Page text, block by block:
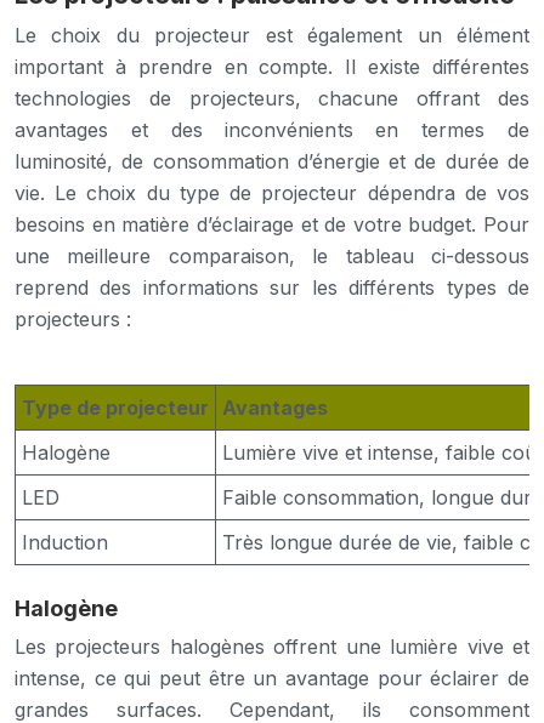
Le choix du projecteur est également un élément
important à prendre en compte. Il existe différentes
technologies de projecteurs, chacune offrant des
avantages et des inconvénients en termes de
luminosité, de consommation d’énergie et de durée de
vie. Le choix du type de projecteur dépendra de vos
besoins en matière d’éclairage et de votre budget. Pour
une meilleure comparaison, le tableau ci-dessous
reprend des informations sur les différents types de
projecteurs :
Type de projecteur Avantages
Halogène
Lumière vive et intense, faible
LED
Faible consommation, longue
Induction
Très longue durée de vie, faible
Halogène
Les projecteurs halogènes offrent une lumière vive et
intense, ce qui peut être un avantage pour éclairer de
grandes surfaces. Cependant, ils consomment